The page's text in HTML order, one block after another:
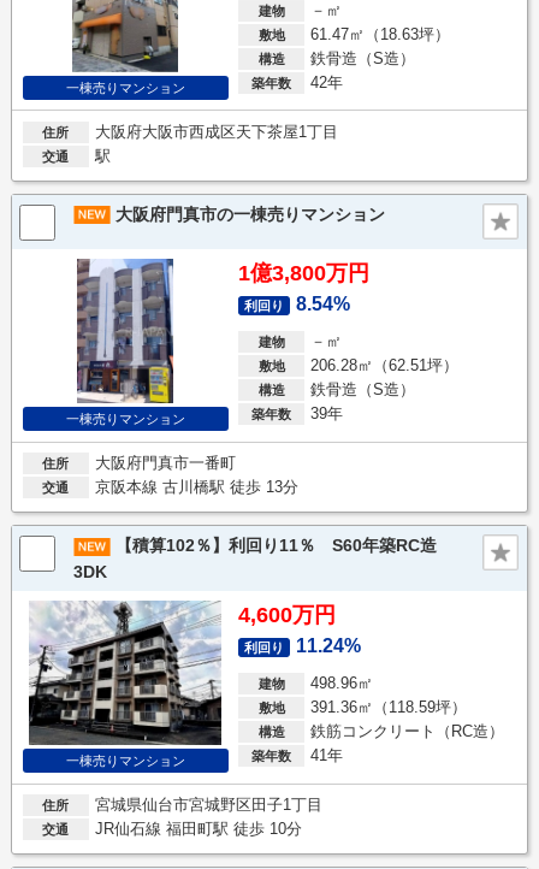
一棟売りマンション
建物 －㎡
敷地 61.47㎡（18.63坪）
構造 鉄骨造（S造）
築年数 42年
住所 大阪府大阪市西成区天下茶屋1丁目
交通 駅
大阪府門真市の一棟売りマンション
一棟売りマンション
1億3,800万円
利回り 8.54%
建物 －㎡
敷地 206.28㎡（62.51坪）
構造 鉄骨造（S造）
築年数 39年
住所 大阪府門真市一番町
交通 京阪本線 古川橋駅 徒歩 13分
【積算102％】利回り11％ S60年築RC造
3DK
一棟売りマンション
4,600万円
利回り 11.24%
建物 498.96㎡
敷地 391.36㎡（118.59坪）
構造 鉄筋コンクリート（RC造）
築年数 41年
住所 宮城県仙台市宮城野区田子1丁目
交通 JR仙石線 福田町駅 徒歩 10分